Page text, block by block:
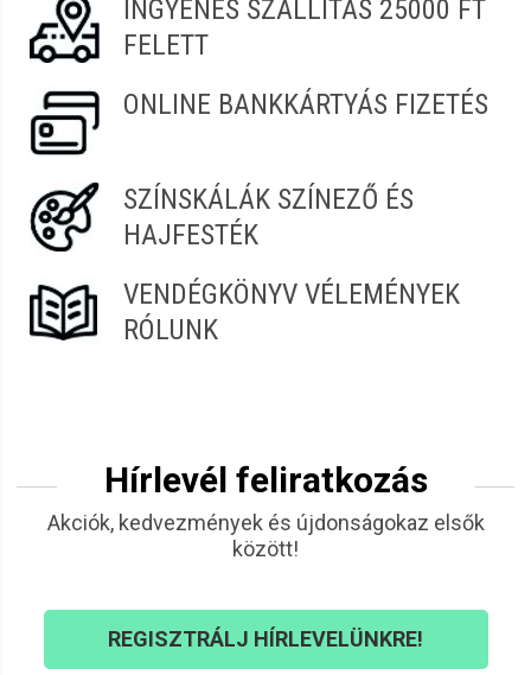
INGYENES SZÁLLÍTÁS 25000 FT
FELETT
ONLINE BANKKÁRTYÁS FIZETÉS
SZÍNSKÁLÁK SZÍNEZŐ ÉS
HAJFESTÉK
VENDÉGKÖNYV VÉLEMÉNYEK
RÓLUNK
Hírlevél feliratkozás
Akciók, kedvezmények és újdonságokaz elsők
között!
REGISZTRÁLJ HÍRLEVELÜNKRE!